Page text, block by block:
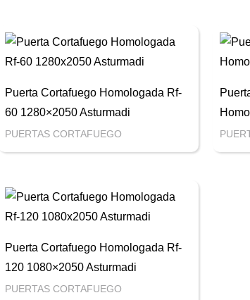
Puerta Cortafuego Homologada Rf-
60 1280×2050 Asturmadi
PUERTAS CORTAFUEGO
Puerta Cortafuego Homologada Rf-
120 1080×2050 Asturmadi
PUERTAS CORTAFUEGO